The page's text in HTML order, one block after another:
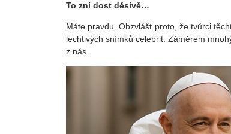
To zní dost děsivě…
Máte pravdu. Obzvlášť proto, že tvůrci
lechtivých snímků celebrit. Záměrem
z nás.